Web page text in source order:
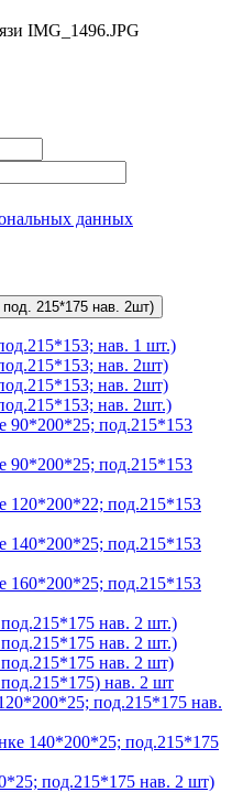
IMG_1496.JPG
данных
под. 215*175 нав. 2шт)
нав. 1 шт.)
нав. 2шт)
нав. 2шт)
нав. 2шт.)
90*200*25; под.215*153
90*200*25; под.215*153
120*200*22; под.215*153
140*200*25; под.215*153
160*200*25; под.215*153
нав. 2 шт.)
нав. 2 шт.)
нав. 2 шт)
нав. 2 шт
под.215*175 нав.
140*200*25; под.215*175
под.215*175 нав. 2 шт)